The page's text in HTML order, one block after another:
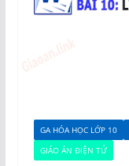
GA HÓA HỌC LỚP 10
GIÁO ÁN ĐIỆN TỬ